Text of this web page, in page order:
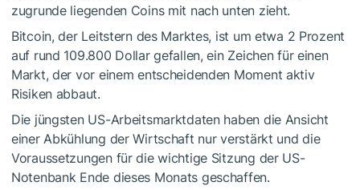
zugrunde liegenden Coins mit nach unten zieht.
Bitcoin, der Leitstern des Marktes, ist um etwa 2 Prozent
auf rund 109.800 Dollar gefallen, ein Zeichen für einen
Markt, der vor einem entscheidenden Moment aktiv
Risiken abbaut.
Die jüngsten US-Arbeitsmarktdaten haben die Ansicht
einer Abkühlung der Wirtschaft nur verstärkt und die
Voraussetzungen für die wichtige Sitzung der US-
Notenbank Ende dieses Monats geschaffen.